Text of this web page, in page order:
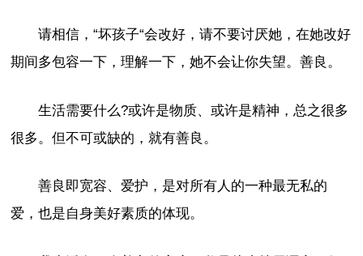
请相信，“坏孩子“会改好，请不要讨厌她，在她改好
期间多包容一下，理解一下，她不会让你失望。善良。
生活需要什么?或许是物质、或许是精神，总之很多
很多。但不可或缺的，就有善良。
善良即宽容、爱护，是对所有人的一种最无私的
爱，也是自身美好素质的体现。